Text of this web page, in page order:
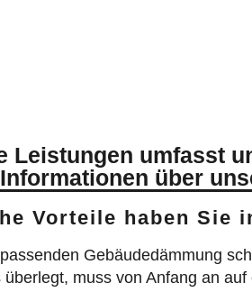
Leistungen umfasst
über
Vorteile haben Sie
Gebäudedämmung
überlegt, muss von Anfang an